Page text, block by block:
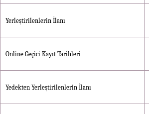
Yerleştirilenlerin İlanı
Online Geçici Kayıt Tarihleri
Yedekten Yerleştirilenlerin İlanı